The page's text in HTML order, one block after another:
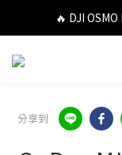
🔥 DJI
🔥 DJI
分享到